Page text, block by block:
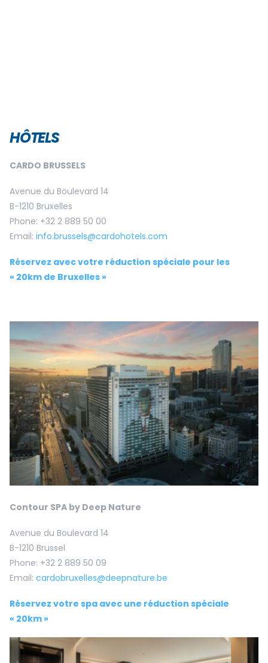
HÔTELS
CARDO BRUSSELS
Avenue du Boulevard 14
B-1210 Bruxelles
Phone: +32 2 889 50 00
Email: info.brussels@cardohotels.com
Réservez avec votre réduction spéciale pour les
« 20km de Bruxelles »
Contour SPA by Deep Nature
Avenue du Boulevard 14
B-1210 Brussel
Phone: +32 2 889 50 09
Email: cardobruxelles@deepnature.be
Réservez votre spa avec une réduction spéciale
« 20km »